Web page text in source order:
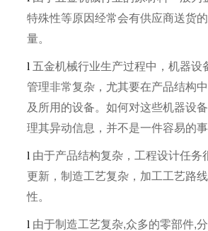
特殊性等原因经常会有供应商送货
量。
l 五金机械行业生产过程中，机器设
管理非常复杂，尤其要在产品结构
及所用的设备。如何对这些机器设
理其异动信息，并不是一件容易的事
l 由于产品结构复杂，工程设计任务
更新，制造工艺复杂，加工工艺路
性。
l 由于制造工艺复杂,众多的零部件,